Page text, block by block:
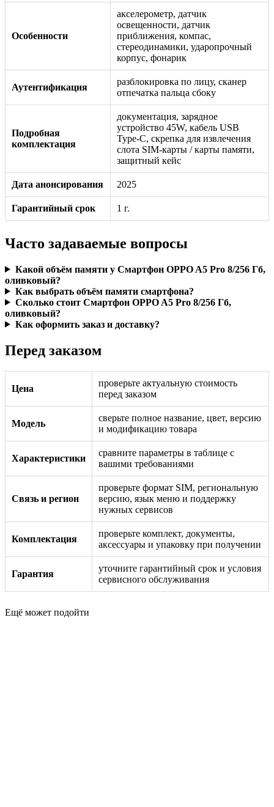
Особенности
акселерометр, датчик
освещенности, датчик
приближения, компас,
стереодинамики, ударопрочный
корпус, фонарик
Аутентификация
разблокировка по лицу, сканер
отпечатка пальца сбоку
Подробная
комплектация
документация, зарядное
устройство 45W, кабель USB
Type-C, скрепка для извлечения
слота SIM-карты / карты памяти,
защитный кейс
Дата анонсирования 2025
Гарантийный срок 1 г.
Часто задаваемые вопросы
Какой объём памяти у Смартфон OPPO A5 Pro 8/256 Гб,
оливковый?
Как выбрать объём памяти смартфона?
Сколько стоит Смартфон OPPO A5 Pro 8/256 Гб,
оливковый?
Как оформить заказ и доставку?
Перед заказом
Цена
проверьте актуальную стоимость
перед заказом
Модель
сверьте полное название, цвет, версию
и модификацию товара
Характеристики
сравните параметры в таблице с
вашими требованиями
Связь и регион
проверьте формат SIM, региональную
версию, язык меню и поддержку
нужных сервисов
Комплектация
проверьте комплект, документы,
аксессуары и упаковку при получении
Гарантия
уточните гарантийный срок и условия
сервисного обслуживания
Ещё может подойти